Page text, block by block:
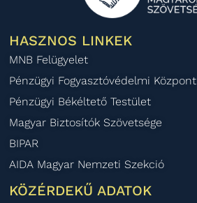
HASZNOS LINKEK
MNB Felügyelet
Pénzügyi Fogyasztóvédelmi Központ
Pénzügyi Békéltető Testület
Magyar Biztosítók Szövetsége
BIPAR
AIDA Magyar Nemzeti Szekció
KÖZÉRDEKŰ ADATOK